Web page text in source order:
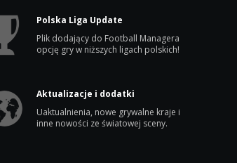
Polska Liga Update
Plik dodający do Football Managera
opcję gry w niższych ligach polskich!
Aktualizacje i dodatki
Uaktualnienia, nowe grywalne kraje i
inne nowości ze światowej sceny.